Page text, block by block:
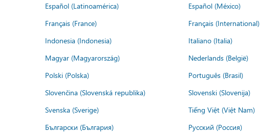
Español (Latinoamérica) Español (México)
Français (France) Français (International)
Indonesia (Indonesia) Italiano (Italia)
Magyar (Magyarország) Nederlands (België)
Polski (Polska) Português (Brasil)
Slovenčina (Slovenská republika) Slovenski (Slovenija)
Svenska (Sverige) Tiếng Việt (Việt Nam)
Български (България) Русский (Россия)